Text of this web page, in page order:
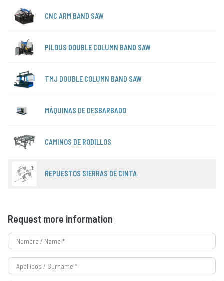
CNC ARM BAND SAW
PILOUS DOUBLE COLUMN BAND SAW
TMJ DOUBLE COLUMN BAND SAW
MÁQUINAS DE DESBARBADO
CAMINOS DE RODILLOS
REPUESTOS SIERRAS DE CINTA
Request more information